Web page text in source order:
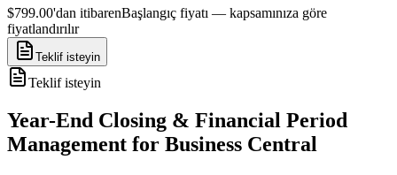
$799.00'dan itibarenBaşlangıç fiyatı — kapsamınıza göre
fiyatlandırılır
Teklif isteyin
Teklif isteyin
Year-End Closing & Financial Period
Management for Business Central